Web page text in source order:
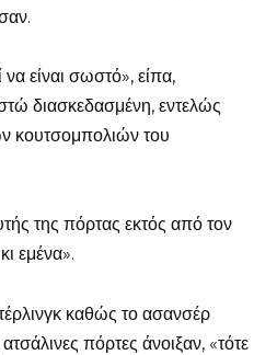
είναι σωστό», είπα,
διασκεδασμένη, εντελώς
κουτσομπολιών του
της πόρτας εκτός από τον
εμένα».
καθώς το ασανσέρ
πόρτες άνοιξαν, «τότε